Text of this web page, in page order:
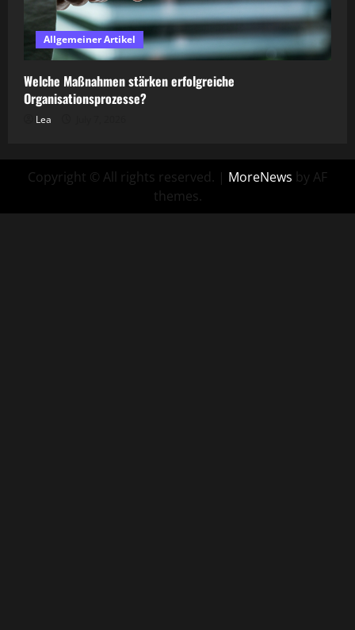
Allgemeiner Artikel
Welche Maßnahmen stärken erfolgreiche
Organisationsprozesse?
Lea
Copyright © All rights reserved. | MoreNews by AF
themes.